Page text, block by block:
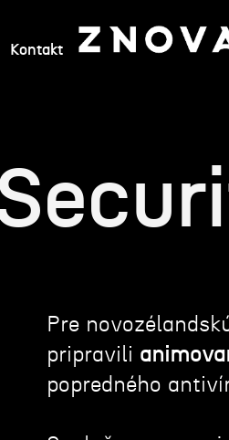
Kontakt
Pre
pripravili
popredného